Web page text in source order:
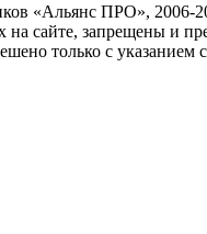
«Альянс ПРО», 2006-
сайте, запрещены и
только с указанием